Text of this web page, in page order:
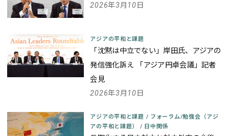
2026年3月10日
アジアの平和と課題
「沈黙は中立でない」岸田氏、アジアの
発信強化訴え 「アジア円卓会議」記者
会見
2026年3月10日
アジアの平和と課題 / フォーラム/勉強会（アジ
アの平和と課題） / 日中関係